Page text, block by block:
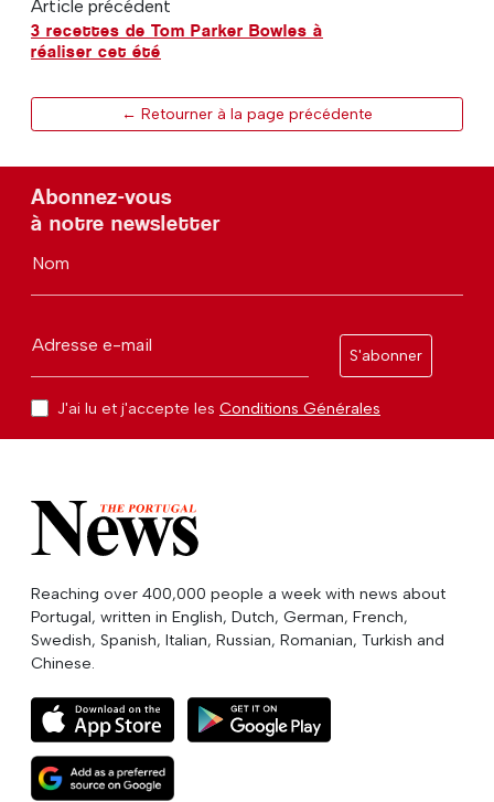
Article précédent
3 recettes de Tom Parker Bowles à
réaliser cet été
← Retourner à la page précédente
Abonnez-vous
à notre newsletter
Nom
Adresse e-mail
S'abonner
J'ai lu et j'accepte les Conditions Générales
Reaching over 400,000 people a week with news about
Portugal, written in English, Dutch, German, French,
Swedish, Spanish, Italian, Russian, Romanian, Turkish and
Chinese.